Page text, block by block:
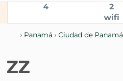
4 2
wifi
› Panamá › Ciudad de Panamá
ZZ